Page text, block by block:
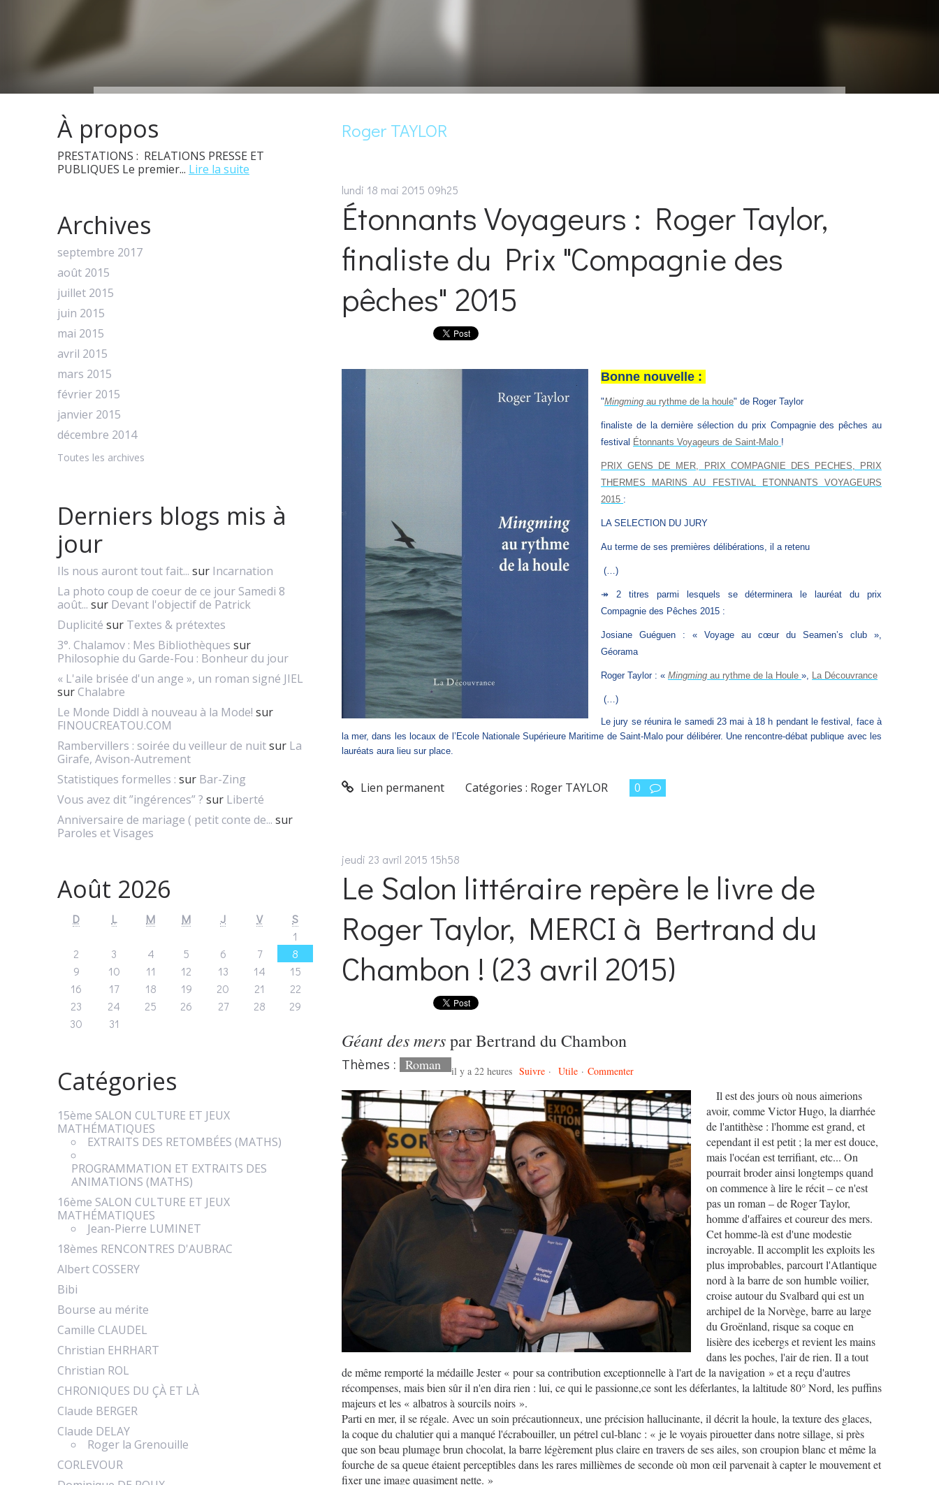
À propos
PRESTATIONS : RELATIONS PRESSE ET
PUBLIQUES Le premier... Lire la suite
Archives
septembre 2017
août 2015
juillet 2015
juin 2015
mai 2015
avril 2015
mars 2015
février 2015
janvier 2015
décembre 2014
Toutes les archives
Derniers blogs mis à
jour
Ils nous auront tout fait... sur Incarnation
La photo coup de coeur de ce jour Samedi 8
août... sur Devant l'objectif de Patrick
Duplicité sur Textes & prétextes
3°. Chalamov : Mes Bibliothèques sur
Philosophie du Garde-Fou : Bonheur du jour
« L'aile brisée d'un ange », un roman signé JIEL
sur Chalabre
Le Monde Diddl à nouveau à la Mode! sur
FINOUCREATOU.COM
Rambervillers : soirée du veilleur de nuitsur La
Girafe, Avison-Autrement
Statistiques formelles : sur Bar-Zing
Vous avez dit ”ingérences” ? sur Liberté
Anniversaire de mariage ( petit conte de... sur
Paroles et Visages
Août 2026
D L M M J V
S
1
2
3 4 5 6 7
8
9
10 11 12 13 14
15
16
17 18 19 20 21
22
23
24 25 26 27 28
29
30
31
Catégories
15ème SALON CULTURE ET JEUX
MATHÉMATIQUES
EXTRAITS DES RETOMBÉES (MATHS)
PROGRAMMATION ET EXTRAITS DES
ANIMATIONS (MATHS)
16ème SALON CULTURE ET JEUX
MATHÉMATIQUES
Jean-Pierre LUMINET
18èmes RENCONTRES D'AUBRAC
Albert COSSERY
Bibi
Bourse au mérite
Camille CLAUDEL
Christian EHRHART
Christian ROL
CHRONIQUES DU ÇÀ ET LÀ
Claude BERGER
Claude DELAY
Roger la Grenouille
CORLEVOUR
Roger TAYLOR
lundi 18 mai 2015 09h25
Étonnants Voyageurs : Roger Taylor,
finaliste du Prix "Compagnie des
pêches" 2015
Bonne nouvelle :
"Mingmingau rythme de la houle" de Roger Taylor
finaliste de la dernière sélection du prix Compagnie des pêches au
festival Étonnants Voyageurs de Saint-Malo !
PRIX GENS DE MER, PRIX COMPAGNIE DES PECHES, PRIX
THERMES MARINS AU FESTIVAL ETONNANTS VOYAGEURS
2015 :
LA SELECTION DU JURY
Au terme de ses premières délibérations, il a retenu
(…)
↠ 2 titres parmi lesquels se déterminera le lauréat du prix
Compagnie des Pêches 2015 :
Josiane Guéguen : « Voyage au cœur du Seamen’s club »,
Géorama
Roger Taylor : «Mingmingau rythme de la Houle», La Découvrance
(…)
Le jury se réunira le samedi 23 mai à 18 h pendant le festival, face à
la mer, dans les locaux de l’Ecole Nationale Supérieure Maritime de Saint-Malo pour délibérer. Une rencontre-débat publique avec les
lauréats aura lieu sur place.
Lien permanent Catégories : Roger TAYLOR 0
jeudi 23 avril 2015 15h58
Le Salon littéraire repère le livre de
Roger Taylor, MERCI à Bertrand du
Chambon ! (23 avril 2015)
Géant des merspar Bertrand du Chambon
Thèmes : Roman il y a 22 heures Suivre · Utile · Commenter
Il est des jours où nous aimerions
avoir, comme Victor Hugo, la diarrhée
de l'antithèse : l'homme est grand, et
cependant il est petit ; la mer est douce,
mais l'océan est terrifiant, etc... On
pourrait broder ainsi longtemps quand
on commence à lire le récit – ce n'est
pas un roman – de Roger Taylor,
homme d'affaires et coureur des mers.
Cet homme-là est d'une modestie
incroyable. Il accomplit les exploits les
plus improbables, parcourt l'Atlantique
nord à la barre de son humble voilier,
croise autour du Svalbard qui est un
archipel de la Norvège, barre au large
du Groënland, risque sa coque en
lisière des icebergs et revient les mains
dans les poches, l'air de rien. Il a tout
de même remporté la médaille Jester « pour sa contribution exceptionnelle à l'art de la navigation » et a reçu d'autres
récompenses, mais bien sûr il n'en dira rien : lui, ce qui le passionne,ce sont les déferlantes, la laltitude 80° Nord, les puffins
majeurs et les « albatros à sourcils noirs ».
Parti en mer, il se régale. Avec un soin précautionneux, une précision hallucinante, il décrit la houle, la texture des glaces,
la coque du chalutier qui a manqué l'écrabouiller, un pétrel cul-blanc : « je le voyais pirouetter dans notre sillage, si près
que son beau plumage brun chocolat, la barre légèrement plus claire en travers de ses ailes, son croupion blanc et même la
fourche de sa queue étaient perceptibles dans les rares millièmes de seconde où mon œil parvenait à capter le mouvement et
fixer une image quasiment nette. »